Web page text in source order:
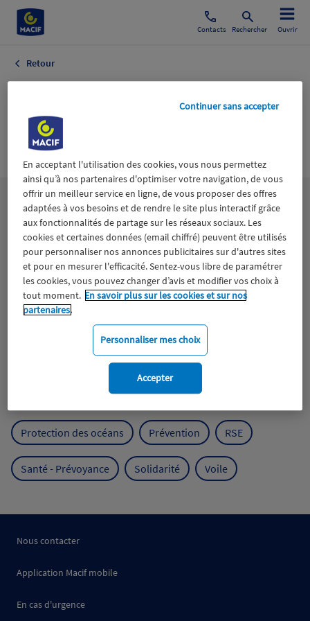
Contacts Rechercher Ouvrir
Retour
Infos Générales
Société
Lesthématiques
Aidants Catastrophes naturelles Climat
Engagement Epargne ESS
Expérience clients Fondation Macif
Mutualisme
Protection de l'environnement
Protection des océans Prévention RSE
Santé - Prévoyance Solidarité Voile
Nous contacter
Application Macif mobile
En cas d'urgence
En acceptant l'utilisation des cookies, vous nous permettez
ainsi qu’à nos partenaires d'optimiser votre navigation, de vous
offrir un meilleur service en ligne, de vous proposer des offres
adaptées à vos besoins et de rendre le site plus interactif grâce
aux fonctionnalités de partage sur les réseaux sociaux. Les
cookies et certaines données (email chiffré) peuvent être utilisés
pour personnaliser nos annonces publicitaires sur d'autres sites
et pour en mesurer l'efficacité. Sentez-vous libre de paramétrer
les cookies, vous pouvez changer d’avis et modifier vos choix à
tout moment. En savoir plus sur les cookies et sur nos
partenaires.
Personnaliser mes choix
Continuer sans accepter
Accepter